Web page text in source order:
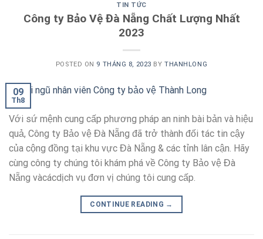
TIN TỨC
Công ty Bảo Vệ Đà Nẵng Chất Lượng Nhất
2023
POSTED ON 9 THÁNG 8, 2023 BYTHANHLONG
09
Th8
Với sứ mệnh cung cấp phương pháp an ninh bài bản và hiệu
quả, Công ty Bảo vệ Đà Nẵng đã trở thành đối tác tin cậy
của cộng đồng tại khu vực Đà Nẵng & các tỉnh lân cận. Hãy
cùng công ty chúng tôi khám phá về Công ty Bảo vệ Đà
Nẵng vàcácdịch vụ đơn vị chúng tôi cung cấp.
CONTINUE READING →